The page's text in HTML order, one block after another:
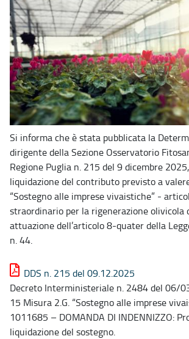
Si informa che è stata pubblicata la
dirigente della Sezione Osservatorio
Regione Puglia n. 215 del 9 dicembre
liquidazione del contributo previsto a
“Sostegno alle imprese vivaistiche” -
straordinario per la rigenerazione olivicola
attuazione dell’articolo 8-quater della
n. 44.
DDS n. 215 del 09.12.2025
Decreto Interministeriale n. 2484 del 06/
15 Misura 2.G. “Sostegno alle imprese
1011685 – DOMANDA DI INDENNIZZO:
liquidazione del sostegno.